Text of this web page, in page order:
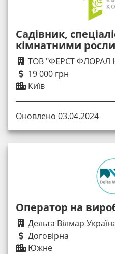
Садівник,
кімнатними
ТОВ "ФЕРСТ
19 000 грн
Київ
Оновлено 03.04.2024
Оператор на
Дельта Вілмар
Договірна
Южне